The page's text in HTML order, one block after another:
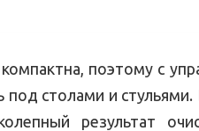
поэтому с
столами и стульями.
результат